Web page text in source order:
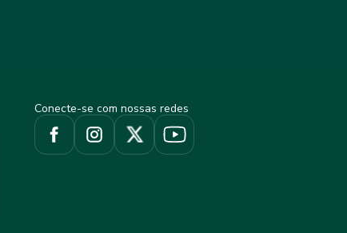
Conecte-se com nossas redes